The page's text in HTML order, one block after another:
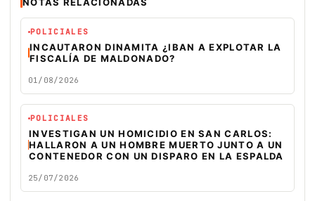
POLICIALES
INCAUTARON DINAMITA ¿IBAN A EXPLOTAR LA
FISCALÍA DE MALDONADO?
01/08/2026
POLICIALES
INVESTIGAN UN HOMICIDIO EN SAN CARLOS:
HALLARON A UN HOMBRE MUERTO JUNTO A UN
CONTENEDOR CON UN DISPARO EN LA ESPALDA
25/07/2026